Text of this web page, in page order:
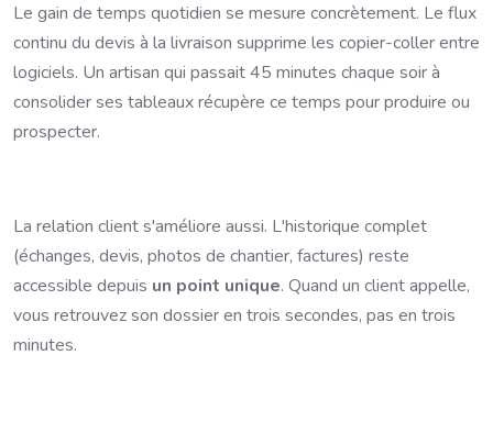
Le gain de temps quotidien se mesure concrètement. Le flux
continu du devis à la livraison supprime les copier-coller entre
logiciels. Un artisan qui passait 45 minutes chaque soir à
consolider ses tableaux récupère ce temps pour produire ou
prospecter.
La relation client s'améliore aussi. L'historique complet
(échanges, devis, photos de chantier, factures) reste
accessible depuis un point unique. Quand un client appelle,
vous retrouvez son dossier en trois secondes, pas en trois
minutes.